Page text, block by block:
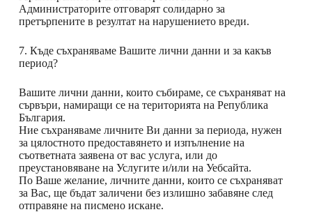
Администраторите отговарят солидарно за
претърпените в резултат на нарушението вреди.
7. Къде съхраняваме Вашите лични данни и за какъв
период?
Вашите лични данни, които събираме, се съхраняват на
сървъри, намиращи се на територията на Република
България.
Ние съхраняваме личните Ви данни за периода, нужен
за цялостното предоставянето и изпълнение на
съответната заявена от вас услуга, или до
преустановяване на Услугите и/или на Уебсайта.
По Ваше желание, личните данни, които се съхраняват
за Вас, ще бъдат заличени без излишно забавяне след
отправяне на писмено искане.